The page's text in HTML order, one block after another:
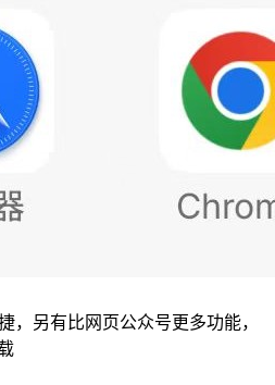
，另有比网页公众号更多功能，